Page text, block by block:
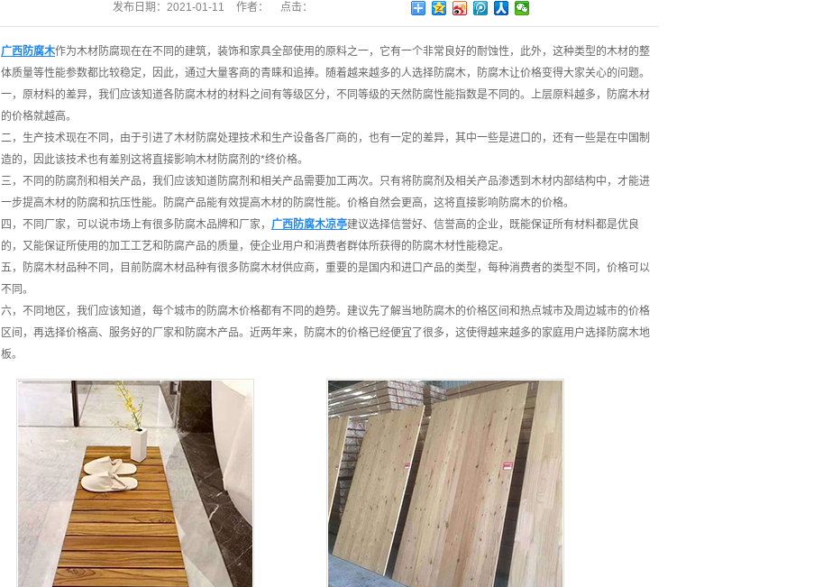
发布日期： 2021-01-11 作者： 点击：
广西防腐木作为木材防腐现在在不同的建筑，装饰和家具全部使用的原料之一，它有一个非常良好的耐蚀性，此外，这种类型的木材的整
体质量等性能参数都比较稳定，因此，通过大量客商的青睐和追捧。随着越来越多的人选择防腐木，防腐木让价格变得大家关心的问题。
一，原材料的差异，我们应该知道各防腐木材的材料之间有等级区分，不同等级的天然防腐性能指数是不同的。上层原料越多，防腐木材
的价格就越高。
二，生产技术现在不同，由于引进了木材防腐处理技术和生产设备各厂商的，也有一定的差异，其中一些是进口的，还有一些是在中国制
造的，因此该技术也有差别这将直接影响木材防腐剂的*终价格。
三，不同的防腐剂和相关产品，我们应该知道防腐剂和相关产品需要加工两次。只有将防腐剂及相关产品渗透到木材内部结构中，才能进
一步提高木材的防腐和抗压性能。防腐产品能有效提高木材的防腐性能。价格自然会更高，这将直接影响防腐木的价格。
四，不同厂家，可以说市场上有很多防腐木品牌和厂家， 广西防腐木凉亭建议选择信誉好、信誉高的企业，既能保证所有材料都是优良
的，又能保证所使用的加工工艺和防腐产品的质量，使企业用户和消费者群体所获得的防腐木材性能稳定。
五，防腐木材品种不同，目前防腐木材品种有很多防腐木材供应商，重要的是国内和进口产品的类型，每种消费者的类型不同，价格可以
不同。
六，不同地区，我们应该知道，每个城市的防腐木价格都有不同的趋势。建议先了解当地防腐木的价格区间和热点城市及周边城市的价格
区间，再选择价格高、服务好的厂家和防腐木产品。近两年来，防腐木的价格已经便宜了很多，这使得越来越多的家庭用户选择防腐木地
板。